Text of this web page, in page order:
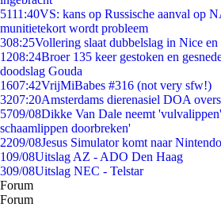
5111:40VS: kans op Russische aanval op
munitietekort wordt probleem
308:25Vollering slaat dubbelslag in Nice en
1208:24Broer 135 keer gestoken en
doodslag Gouda
1607:42VrijMiBabes #316 (not very sfw!)
3207:20Amsterdams dierenasiel DOA
5709/08Dikke Van Dale neemt
schaamlippen doorbreken'
2209/08Jesus Simulator komt naar
109/08Uitslag AZ - ADO Den Haag
309/08Uitslag NEC - Telstar
Forum
Forum